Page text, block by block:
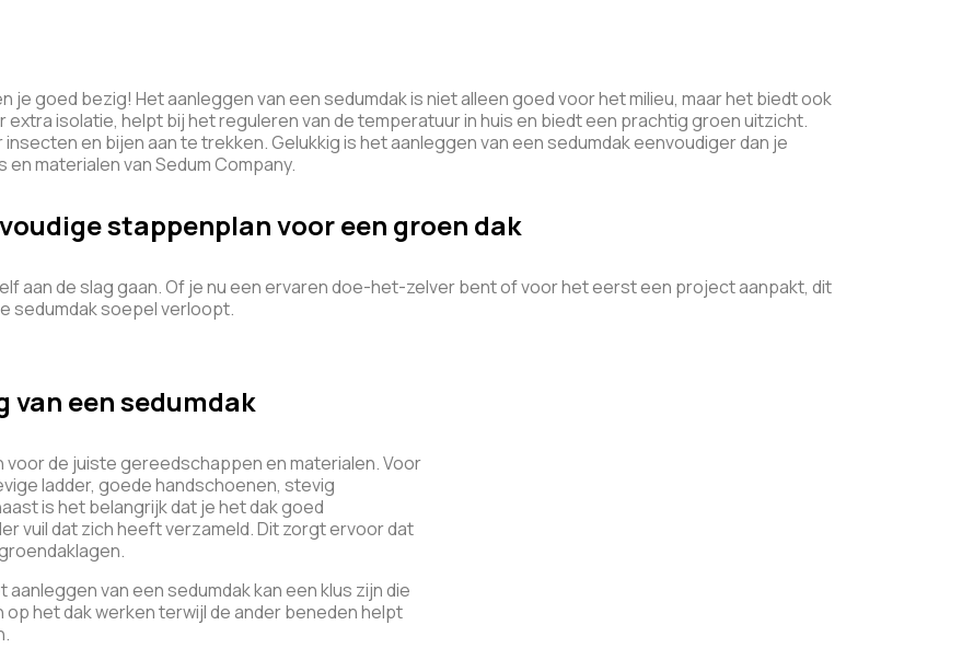
je goed bezig! Het aanleggen van een sedumdak is niet alleen goed voor het milieu, maar het biedt ook
isolatie, helpt bij het reguleren van de temperatuur in huis en biedt een prachtig groen uitzicht.
en bijen aan te trekken. Gelukkig is het aanleggen van een sedumdak eenvoudiger dan je
materialen van Sedum Company.
stappenplan voor een groen dak
aan de slag gaan. Of je nu een ervaren doe-het-zelver bent of voor het eerst een project aanpakt, dit
sedumdak soepel verloopt.
van een sedumdak
de juiste gereedschappen en materialen. Voor
ladder, goede handschoenen, stevig
is het belangrijk dat je het dak goed
vuil dat zich heeft verzameld. Dit zorgt ervoor dat
van een sedumdak kan een klus zijn die
het dak werken terwijl de ander beneden helpt